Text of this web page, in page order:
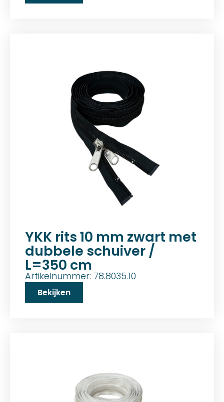
YKK rits 10 mm zwart met
dubbele schuiver /
L=350 cm
Artikelnummer: 78.8035.10
Bekijken